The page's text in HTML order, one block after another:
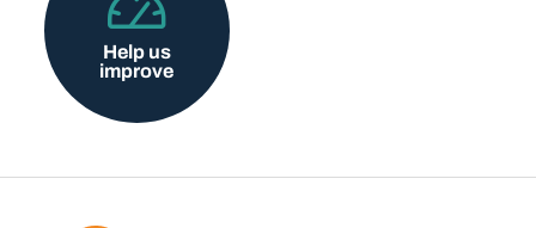
Help us
improve